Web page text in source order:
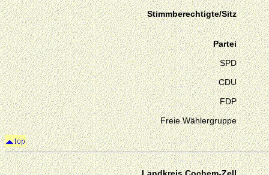
Stimmberechtigte/Sitz
Partei
SPD
CDU
FDP
Freie Wählergruppe